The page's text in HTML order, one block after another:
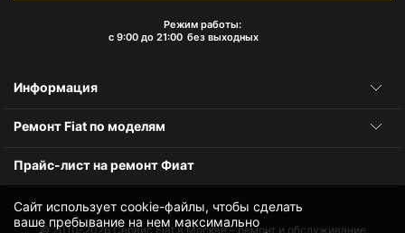
Сайт использует cookie-файлы, чтобы сделать
ваше пребывание на нем максимально
Режим работы:
с 9:00 до 21:00 без выходных
Информация
Ремонт Fiat по моделям
Прайс-лист на ремонт Фиат
© 2010-2026Сервис Fiat в Москве – ремонт и обслуживание